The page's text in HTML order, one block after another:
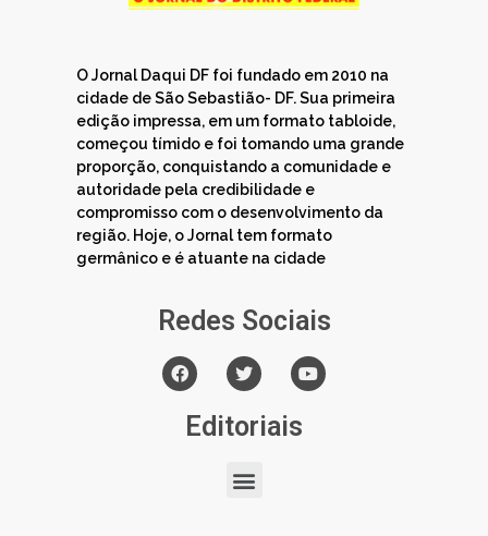
O Jornal Daqui DF foi fundado em 2010 na
cidade de São Sebastião- DF. Sua primeira
edição impressa, em um formato tabloide,
começou tímido e foi tomando uma grande
proporção, conquistando a comunidade e
autoridade pela credibilidade e
compromisso com o desenvolvimento da
região. Hoje, o Jornal tem formato
germânico e é atuante na cidade
Redes Sociais
Editoriais